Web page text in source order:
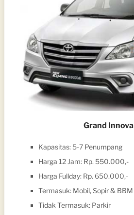
Grand Innova
Kapasitas: 5-7 Penumpang
Harga 12 Jam: Rp. 550.000,-
Harga Fullday: Rp. 650.000,-
Termasuk: Mobil, Sopir & BBM
Tidak Termasuk: Parkir